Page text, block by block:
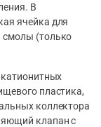
В
ячейка для
смолы (только
пластика,
коллектора
клапан с